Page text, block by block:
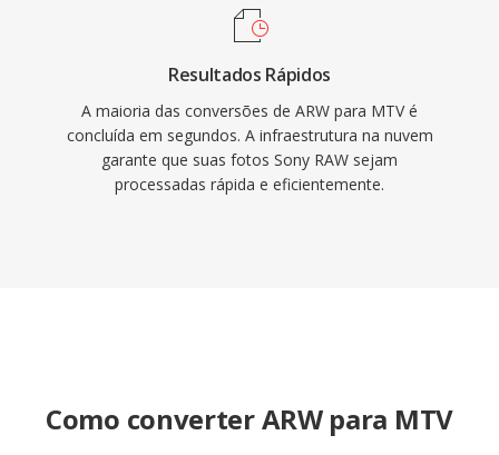
Resultados Rápidos
A maioria das conversões de ARW para MTV é
concluída em segundos. A infraestrutura na nuvem
garante que suas fotos Sony RAW sejam
processadas rápida e eficientemente.
Como converter ARW para MTV